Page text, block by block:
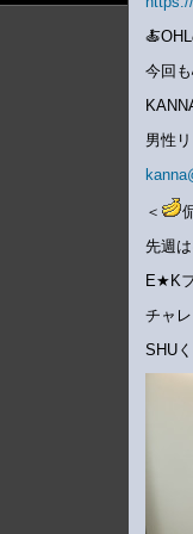
今回
男性
＜
先週
E★K
チャ
SHU